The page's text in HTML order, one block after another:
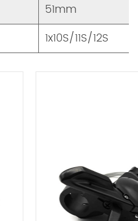
51mm
1x10S/11S/12S